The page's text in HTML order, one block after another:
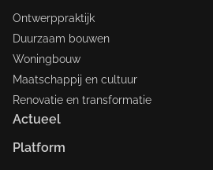
Ontwerppraktijk
Duurzaam bouwen
Woningbouw
Maatschappij en cultuur
Renovatie en transformatie
Actueel
Platform